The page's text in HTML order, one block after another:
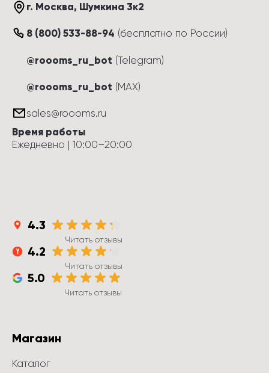
г. Москва, Шумкина 3к2
8 (800) 533-88-94 (бесплатно по России)
@roooms_ru_bot (Telegram)
@roooms_ru_bot (MAX)
sales@roooms.ru
Время работы
Ежедневно | 10:00–20:00
4.3
Читать отзывы
4.2
Читать отзывы
5.0
Читать отзывы
Магазин
Каталог